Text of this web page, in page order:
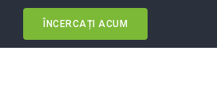
ÎNCERCAȚI ACUM